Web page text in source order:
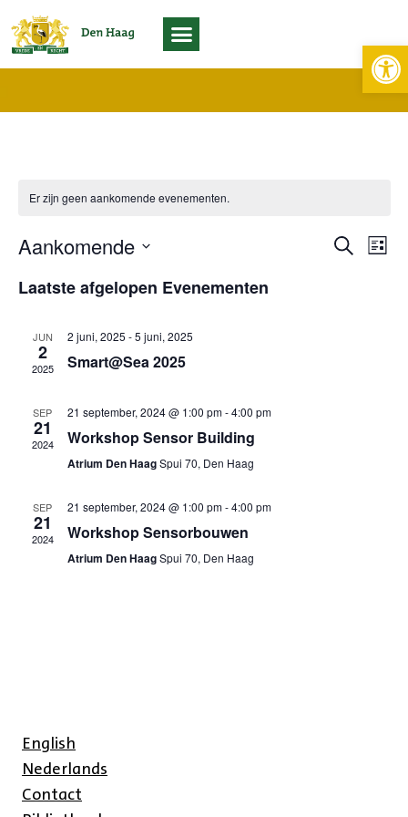
Er zijn geen aankomende evenementen.
ZoekenLijst
Aankomende
een
Laatste afgelopen Evenementen
JUN
2
2025
2 juni, 2025 -5 juni, 2025
Smart@Sea 2025
SEP
21
2024
21 september, 2024 @ 1:00 pm-4:00 pm
Workshop Sensor Building
Atrium Den HaagSpui 70, Den Haag
SEP
21
2024
21 september, 2024 @ 1:00 pm-4:00 pm
Workshop Sensorbouwen
Atrium Den HaagSpui 70, Den Haag
English
Nederlands
Contact